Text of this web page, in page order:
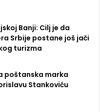
Banji: Cilj je da
Srbije postane još jači
turizma
poštanska marka
Stankoviću